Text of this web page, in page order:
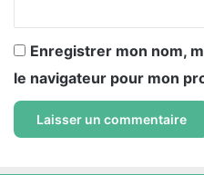
Enregistrer mon nom,
le navigateur pour mon